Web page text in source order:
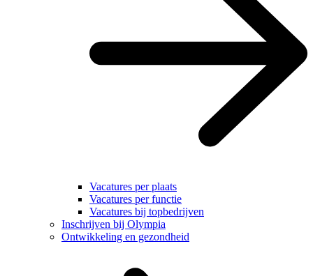
Vacatures per plaats
Vacatures per functie
Vacatures bij topbedrijven
Inschrijven bij Olympia
Ontwikkeling en gezondheid